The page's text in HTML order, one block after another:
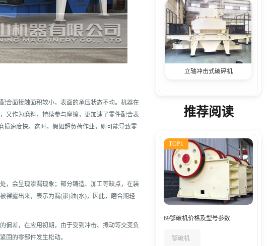
合面接触面积较小，表面的承压状态不均。机器在
又作为磨料，持续参与摩擦，更加速了零件配合表
速度快。这时，假如超负荷作业，则可能导致零
，会呈现渗漏现象；部分铸造、加工等缺点，在装
裸露出来，表示为漏(渗)油(水)，因此，磨合期轻
偏差，在应用初期，由于受到冲击、振动等交变负
固的零部件发生松动。
立轴冲击式破碎机
推荐阅读
TOP1
69鄂破机价格及型号参数
鄂破机